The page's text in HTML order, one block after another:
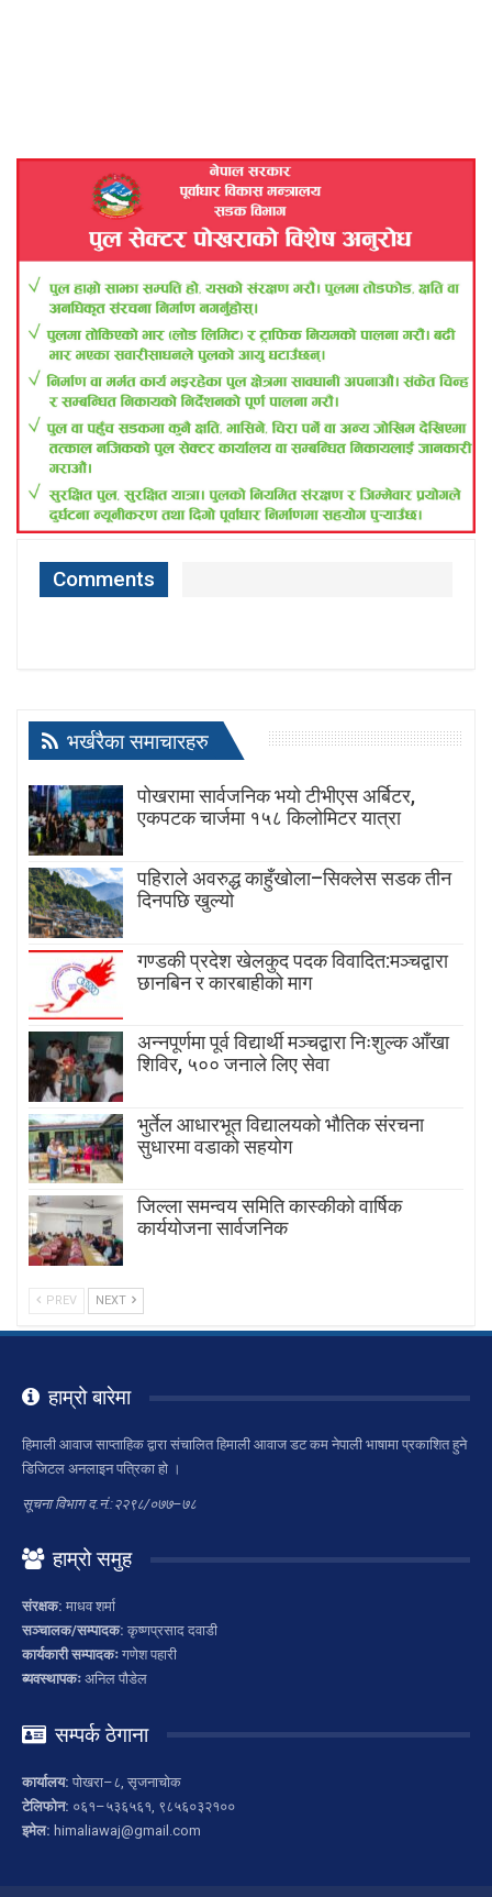
Comments
भर्खरैका समाचारहरु
पोखरामा सार्वजनिक भयो टीभीएस अर्बिटर,
एकपटक चार्जमा १५८ किलोमिटर यात्रा
पहिराले अवरुद्ध काहुँखोला–सिक्लेस सडक तीन
दिनपछि खुल्यो
गण्डकी प्रदेश खेलकुद पदक विवादित:मञ्चद्वारा
छानबिन र कारबाहीको माग
अन्नपूर्णमा पूर्व विद्यार्थी मञ्चद्वारा निःशुल्क आँखा
शिविर, ५०० जनाले लिए सेवा
भुर्तेल आधारभूत विद्यालयको भौतिक संरचना
सुधारमा वडाको सहयोग
जिल्ला समन्वय समिति कास्कीको वार्षिक
कार्ययोजना सार्वजनिक
PREV NEXT
हाम्रो बारेमा
हिमाली आवाज साप्ताहिक द्वारा संचालित हिमाली आवाज डट कम नेपाली भाषामा प्रकाशित हुने
डिजिटल अनलाइन पत्रिका हो ।
सूचना विभाग द.नं.:२२९८/०७७–७८
हाम्रो समुह
संरक्षक: माधव शर्मा
सञ्चालक/सम्पादक: कृष्णप्रसाद दवाडी
कार्यकारी सम्पादकः गणेश पहारी
ब्यवस्थापकः अनिल पौडेल
सम्पर्क ठेगाना
कार्यालय: पोखरा–८, सृजनाचोक
टेलिफोन: ०६१–५३६५६१, ९८५६०३२१००
इमेल: himaliawaj@gmail.com